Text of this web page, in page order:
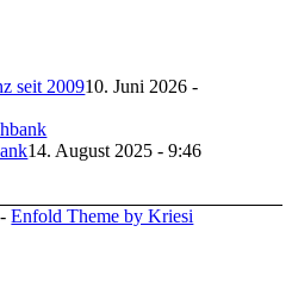
seit 200910. Juni 2026 -
14. August 2025 - 9:46
-Enfold Theme by Kriesi